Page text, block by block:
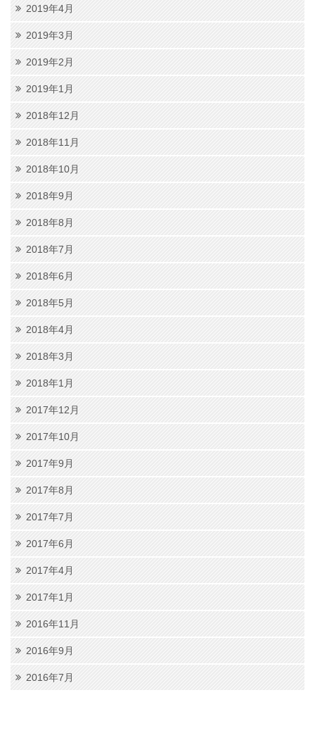
2019年4月
2019年3月
2019年2月
2019年1月
2018年12月
2018年11月
2018年10月
2018年9月
2018年8月
2018年7月
2018年6月
2018年5月
2018年4月
2018年3月
2018年1月
2017年12月
2017年10月
2017年9月
2017年8月
2017年7月
2017年6月
2017年4月
2017年1月
2016年11月
2016年9月
2016年7月